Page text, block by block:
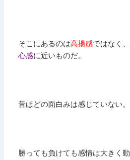
そこにあるのは高揚感ではなく、
心感に近いものだ。
昔ほどの面白みは感じていない。
勝っても負けても感情は大きく動